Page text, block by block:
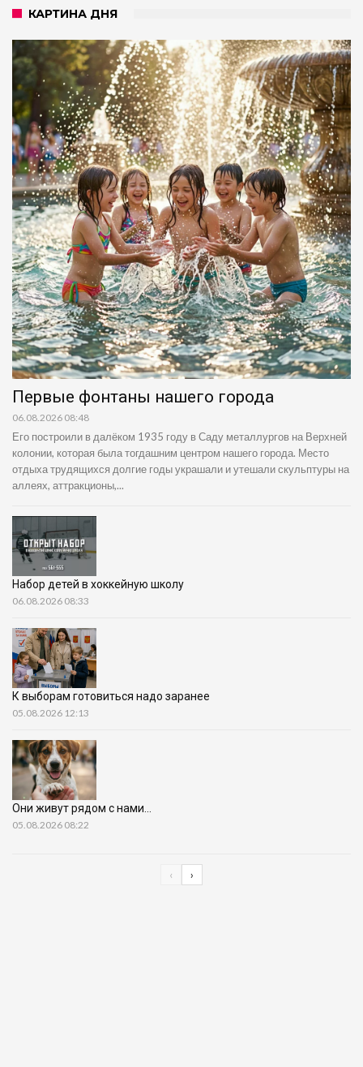
КАРТИНА ДНЯ
Первые фонтаны нашего города
06.08.2026 08:48
Его построили в далёком 1935 году в Саду металлургов на Верхней
колонии, которая была тогдашним центром нашего города. Место
отдыха трудящихся долгие годы украшали и утешали скульптуры на
аллеях, аттракционы,...
Набор детей в хоккейную школу
06.08.2026 08:33
К выборам готовиться надо заранее
05.08.2026 12:13
Они живут рядом с нами…
05.08.2026 08:22
‹ ›